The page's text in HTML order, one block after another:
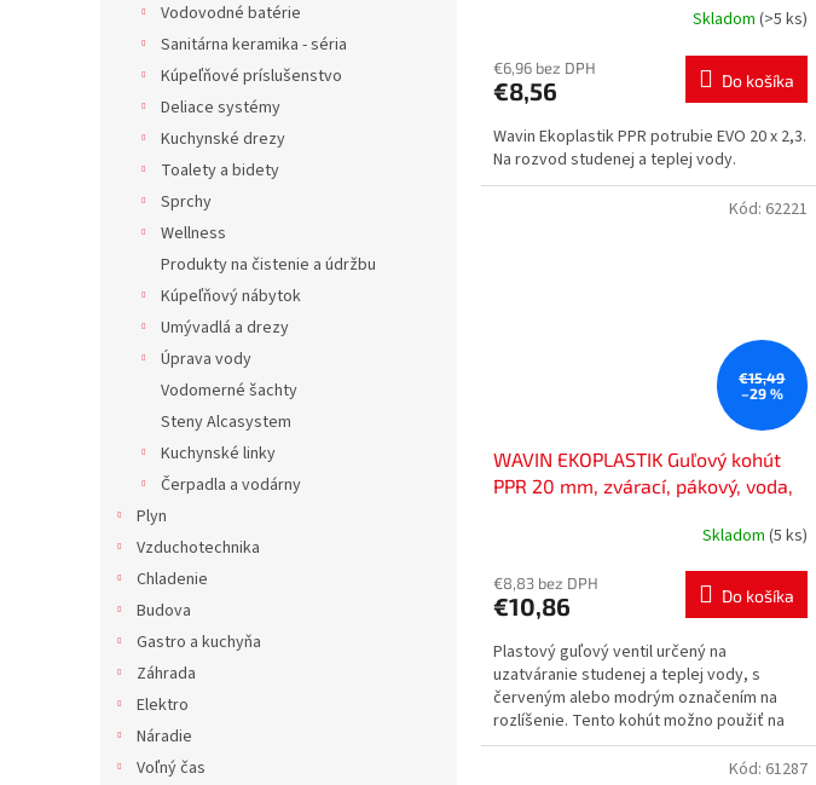
Vodovodné batérie
Sanitárna keramika - séria
Kúpeľňové príslušenstvo
Deliace systémy
Kuchynské drezy
Toalety a bidety
Sprchy
Wellness
Produkty na čistenie a údržbu
Kúpeľňový nábytok
Umývadlá a drezy
Úprava vody
Vodomerné šachty
Steny Alcasystem
Kuchynské linky
Čerpadla a vodárny
Plyn
Vzduchotechnika
Chladenie
Budova
Gastro a kuchyňa
Záhrada
Elektro
Náradie
Voľný čas
Skladom (>5 ks)
€6,96 bez DPH
€8,56 Do košíka
Wavin Ekoplastik PPR potrubie EVO 20 x 2,3.
Na rozvod studenej a teplej vody.
€15,49
–29 %
WAVIN EKOPLASTIK Guľový kohút
PPR 20 mm, zvárací, pákový, voda,
Skladom (5 ks)
€8,83 bez DPH
€10,86 Do košíka
Plastový guľový ventil určený na
uzatváranie studenej a teplej vody, s
červeným alebo modrým označením na
rozlíšenie. Tento kohút možno použiť na
rozvod pitnej vody, vykurovanie...
Kód: 62221
Kód: 61287